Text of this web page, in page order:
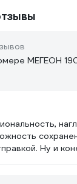
МЕГЕОН
Ну и